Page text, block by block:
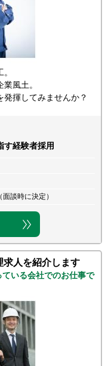
風土。
発揮してみませんか？
す経験者採用
談時に決定）
求人を紹介します
いる会社でのお仕事で